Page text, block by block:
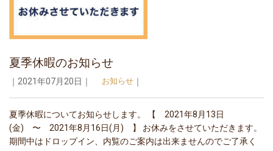
夏季休暇のお知らせ
｜2021年07月20日｜ お知らせ ｜
夏季休暇についてお知らせします。 【 2021年8月13日
(金) 〜 2021年8月16日(月) 】 お休みをさせていただきます。
期間中はドロップイン、内覧のご案内は出来ませんのでご了承く